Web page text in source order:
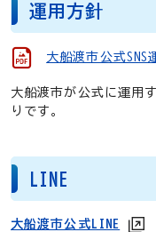
運用方針
大船渡市公式SNS
大船渡市が公式に運用
りです。
LINE
大船渡市公式LINE